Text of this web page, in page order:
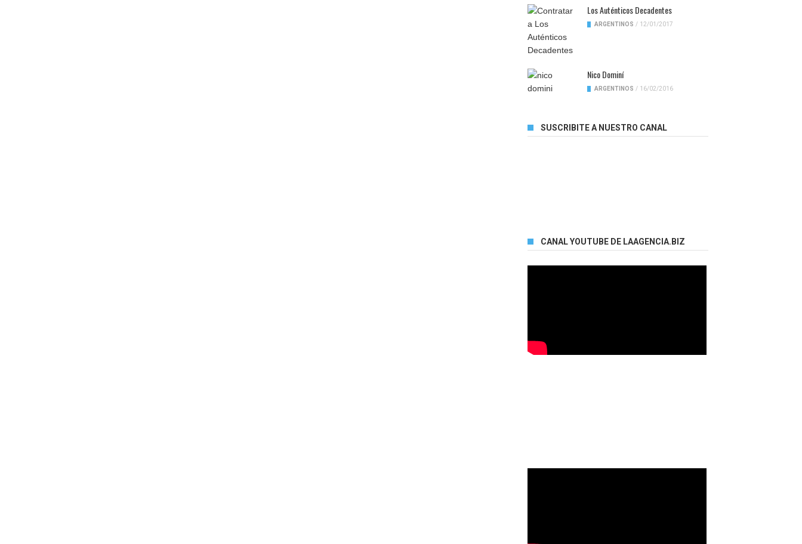
Los Auténticos Decadentes
ARGENTINOS / 12/01/2017
Nico Dominí
ARGENTINOS / 16/02/2016
SUSCRIBITE A NUESTRO CANAL
CANAL YOUTUBE DE LAAGENCIA.BIZ